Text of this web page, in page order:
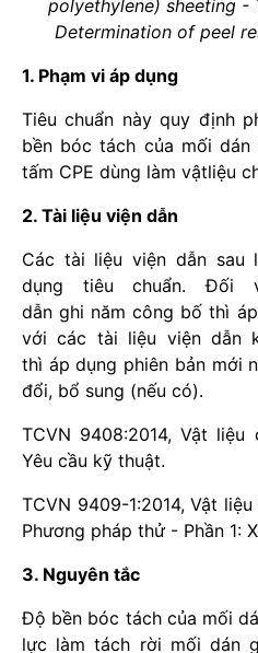
polyethylene) sheeting -
Determination of peel
1. Phạm vi áp dụng
Tiêu chuẩn này quy định
bền bóc tách của mối
tấm CPE dùng làm vậtliệu
2. Tài liệu viện dẫn
Các tài liệu viện dẫn
dụng tiêu chuẩn. Đối
dẫn ghi năm công bố thì
với các tài liệu viện dẫn
thì áp dụng phiên bản mới
đổi, bổ sung (nếu có).
TCVN 9408:2014, Vật
Yêu cầu kỹ thuật.
TCVN 9409-1:2014, Vật
Phương pháp thử - Phần 1:
3. Nguyên tắc
Độ bền bóc tách của mối
lực làm tách rời mối dán